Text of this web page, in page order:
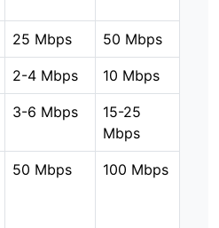
25 Mbps 50 Mbps
2-4 Mbps 10 Mbps
3-6 Mbps
15-25
Mbps
50 Mbps 100 Mbps